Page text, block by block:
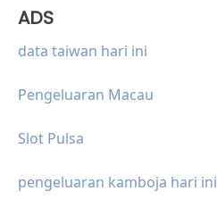
ADS
data taiwan hari ini
Pengeluaran Macau
Slot Pulsa
pengeluaran kamboja hari ini